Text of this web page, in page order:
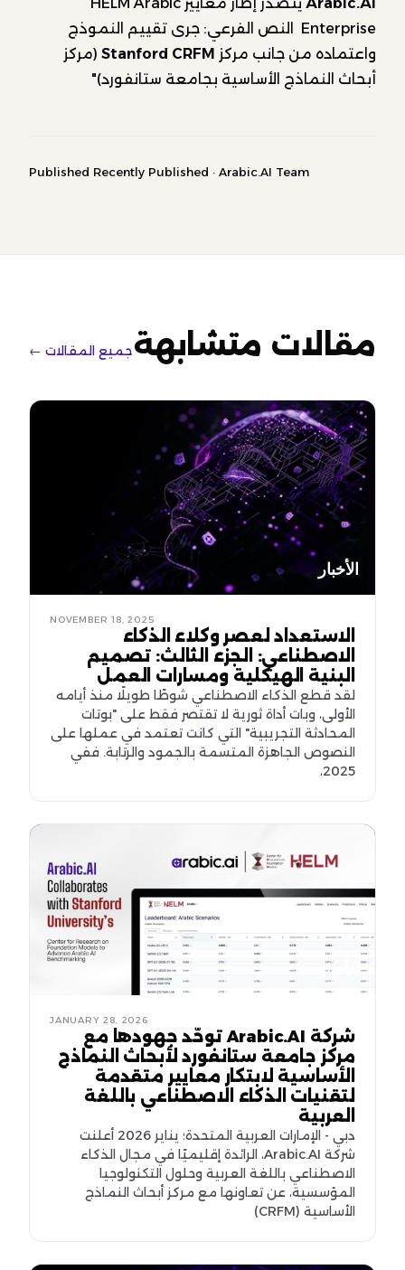
Enterprise النص الفرعي: جرى تقييم النموذج
واعتماده من جانب مركز Stanford CRFM (مركز
أبحاث النماذج الأساسية بجامعة ستانفورد)"
Published Recently Published · Arabic.AI Team
مقالات متشابهةجميع المقالات ←
الأخبار
NOVEMBER 18, 2025
الاستعداد لعصر وكلاء الذكاء
الاصطناعي: الجزء الثالث: تصميم
البنية الهيكلية ومسارات العمل
لقد قطع الذكاء الاصطناعي شوطًا طويلًا منذ أيامه
الأولى، وبات أداة ثورية لا تقتصر فقط على "بوتات
المحادثة التجريبية" التي كانت تعتمد في عملها على
النصوص الجاهزة المتسمة بالجمود والرتابة. ففي
2025،
الأخبار
JANUARY 28, 2026
شركة Arabic.AI توحّد جهودها مع
مركز جامعة ستانفورد لأبحاث النماذج
الأساسية لابتكار معايير متقدمة
لتقنيات الذكاء الاصطناعي باللغة
العربية
دبي - الإمارات العربية المتحدة؛ يناير 2026 أعلنت
شركة Arabic.AI، الرائدة إقليميًا في مجال الذكاء
الاصطناعي باللغة العربية وحلول التكنولوجيا
المؤسسية، عن تعاونها مع مركز أبحاث النماذج
الأساسية (CRFM)